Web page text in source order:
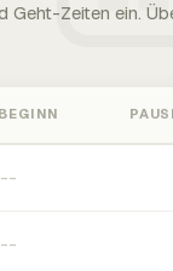
Geht-Zeiten ein.